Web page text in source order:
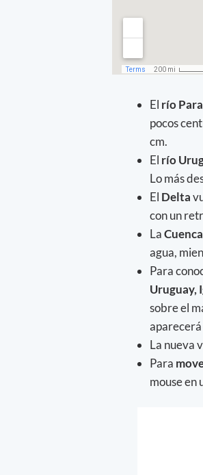
El río
pocos
cm.
El río
Lo más
El Delta
con un
La
agua,
Para
Uruguay,
sobre el
La nueva
Para
mouse en